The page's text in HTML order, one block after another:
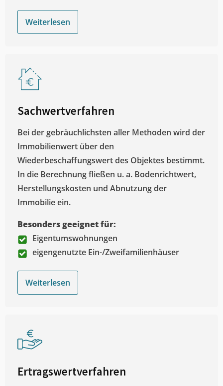
Weiterlesen
Sachwertverfahren
Bei der gebräuchlichsten aller Methoden wird der
Immobilienwert über den
Wiederbeschaffungswert des Objektes bestimmt.
In die Berechnung fließen u. a. Bodenrichtwert,
Herstellungskosten und Abnutzung der
Immobilie ein.
Besonders geeignet für:
Eigentumswohnungen
eigengenutzte Ein-/Zweifamilienhäuser
Weiterlesen
Ertragswertverfahren